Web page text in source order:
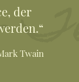
der
Twain